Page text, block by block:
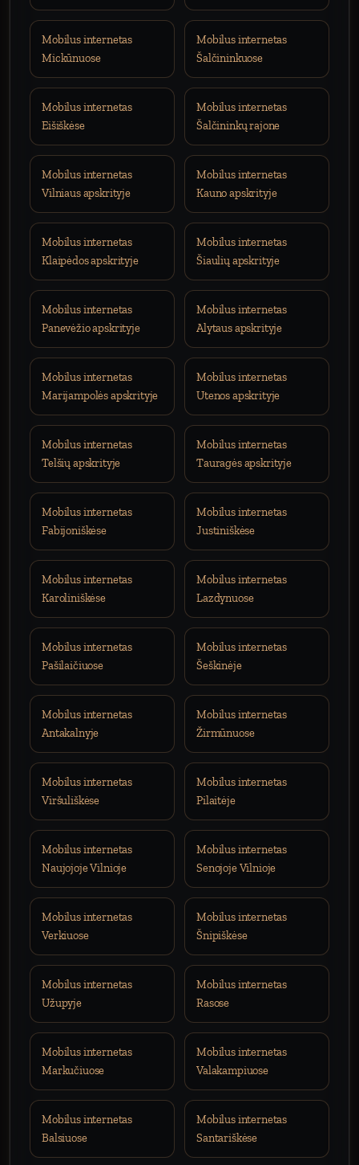
Mobilus internetas
Mickūnuose
Mobilus internetas
Šalčininkuose
Mobilus internetas
Eišiškėse
Mobilus internetas
Šalčininkų rajone
Mobilus internetas
Vilniaus apskrityje
Mobilus internetas
Kauno apskrityje
Mobilus internetas
Klaipėdos apskrityje
Mobilus internetas
Šiaulių apskrityje
Mobilus internetas
Panevėžio apskrityje
Mobilus internetas
Alytaus apskrityje
Mobilus internetas
Marijampolės apskrityje
Mobilus internetas
Utenos apskrityje
Mobilus internetas
Telšių apskrityje
Mobilus internetas
Tauragės apskrityje
Mobilus internetas
Fabijoniškėse
Mobilus internetas
Justiniškėse
Mobilus internetas
Karoliniškėse
Mobilus internetas
Lazdynuose
Mobilus internetas
Pašilaičiuose
Mobilus internetas
Šeškinėje
Mobilus internetas
Antakalnyje
Mobilus internetas
Žirmūnuose
Mobilus internetas
Viršuliškėse
Mobilus internetas
Pilaitėje
Mobilus internetas
Naujojoje Vilnioje
Mobilus internetas
Senojoje Vilnioje
Mobilus internetas
Verkiuose
Mobilus internetas
Šnipiškėse
Mobilus internetas
Užupyje
Mobilus internetas
Rasose
Mobilus internetas
Markučiuose
Mobilus internetas
Valakampiuose
Mobilus internetas
Balsiuose
Mobilus internetas
Santariškėse